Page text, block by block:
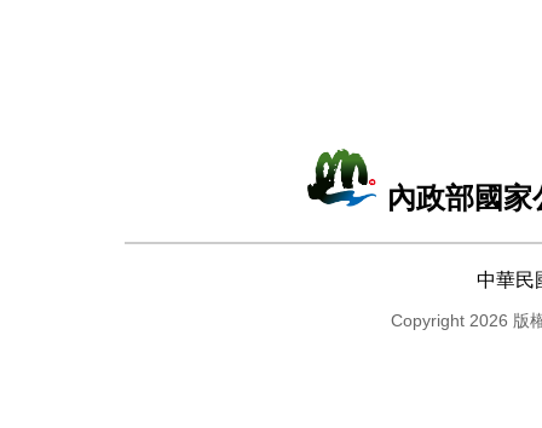
內政部國
中華民
Copyright 2026 版